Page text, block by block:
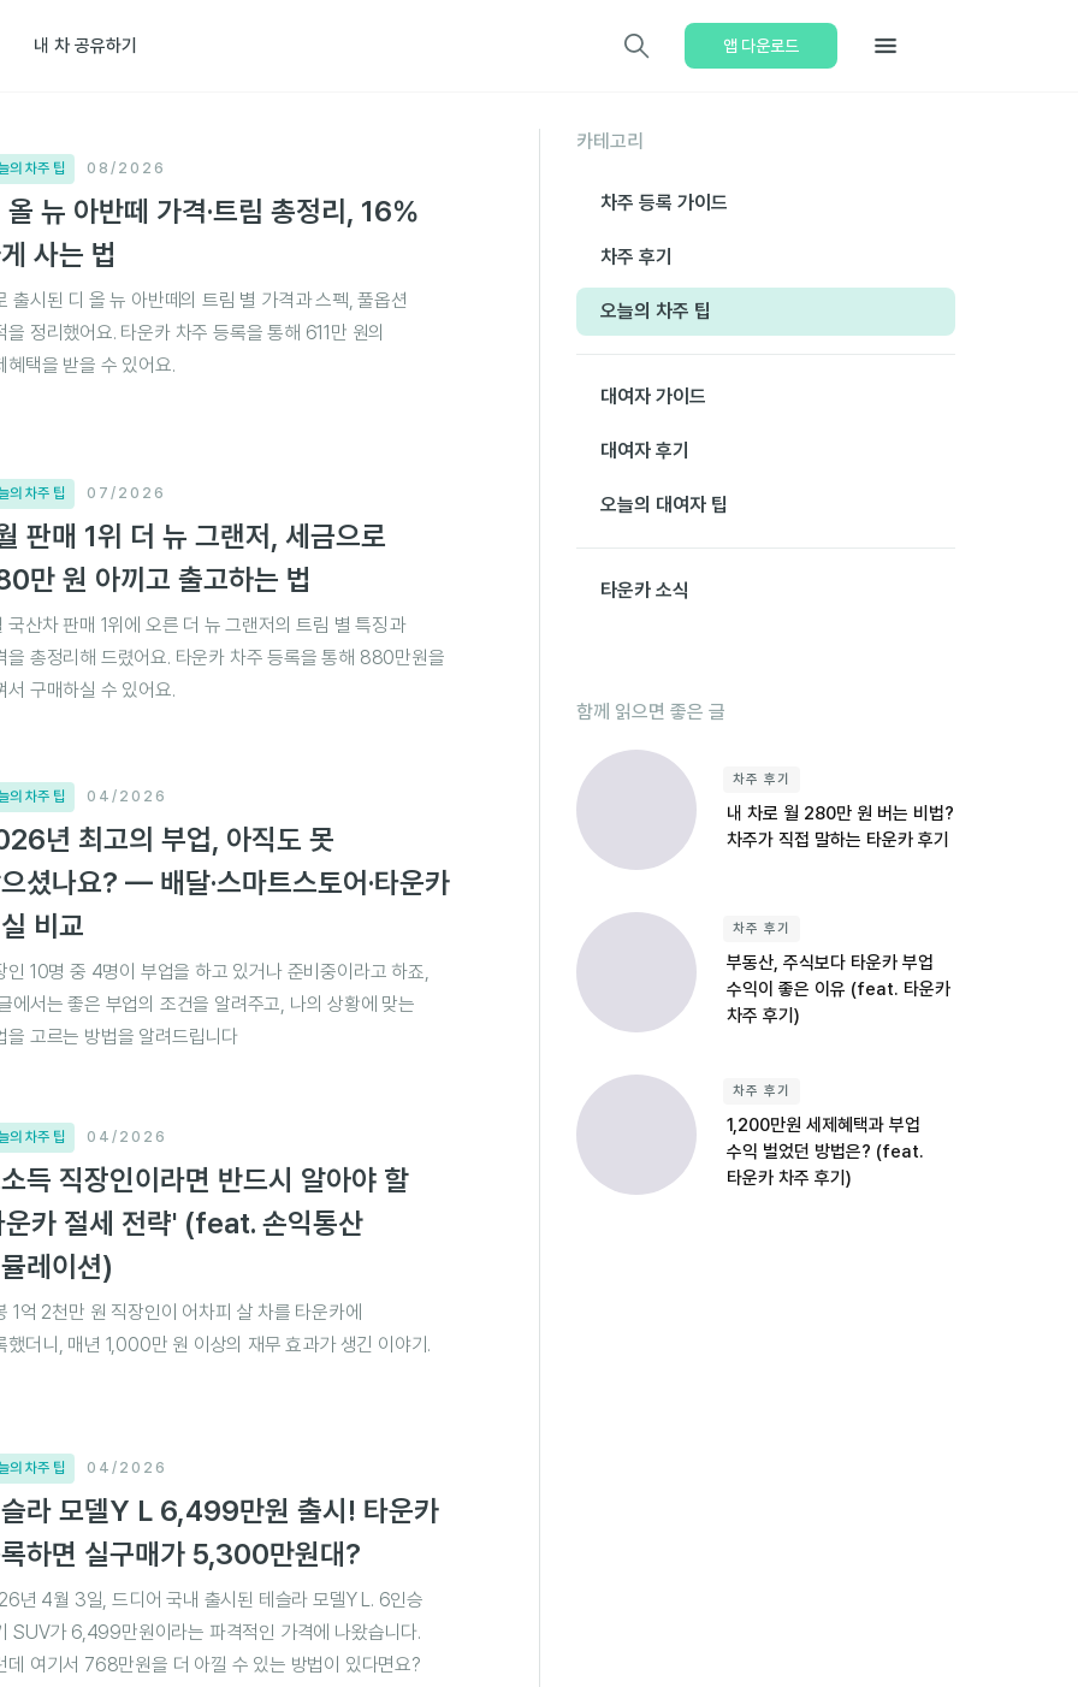
내 차 공유하기 앱 다운로드
의 차주 팁 08/2026
올 뉴 아반떼 가격·트림 총정리, 16%
사는 법
출시된 디 올 뉴 아반떼의 트림 별 가격과 스펙, 풀옵션
을 정리했어요. 타운카 차주 등록을 통해 611만 원의
혜택을 받을 수 있어요.
의 차주 팁 07/2026
판매 1위 더 뉴 그랜저, 세금으로
만 원 아끼고 출고하는 법
국산차 판매 1위에 오른 더 뉴 그랜저의 트림 별 특징과
을 총정리해 드렸어요. 타운카 차주 등록을 통해 880만원을
서 구매하실 수 있어요.
의 차주 팁 04/2026
년 최고의 부업, 아직도 못
셨나요? — 배달·스마트스토어·타운카
비교
인 10명 중 4명이 부업을 하고 있거나 준비중이라고 하죠,
에서는 좋은 부업의 조건을 알려주고, 나의 상황에 맞는
을 고르는 방법을 알려드립니다
의 차주 팁 04/2026
득 직장인이라면 반드시 알아야 할
운카 절세 전략' (feat. 손익통산
레이션)
1억 2천만 원 직장인이 어차피 살 차를 타운카에
했더니, 매년 1,000만 원 이상의 재무 효과가 생긴 이야기.
의 차주 팁 04/2026
라 모델Y L 6,499만원 출시! 타운카
하면 실구매가 5,300만원대?
년 4월 3일, 드디어 국내 출시된 테슬라 모델Y L. 6인승
SUV가 6,499만원이라는 파격적인 가격에 나왔습니다.
데 여기서 768만원을 더 아낄 수 있는 방법이 있다면요?
카테고리
차주 등록 가이드
차주 후기
오늘의 차주 팁
대여자 가이드
대여자 후기
오늘의 대여자 팁
타운카 소식
함께 읽으면 좋은 글
차주 후기
내 차로 월 280만 원 버는 비법?
차주가 직접 말하는 타운카 후기
차주 후기
부동산, 주식보다 타운카 부업
수익이 좋은 이유 (feat. 타운카
차주 후기)
차주 후기
1,200만원 세제혜택과 부업
수익 벌었던 방법은? (feat.
타운카 차주 후기)